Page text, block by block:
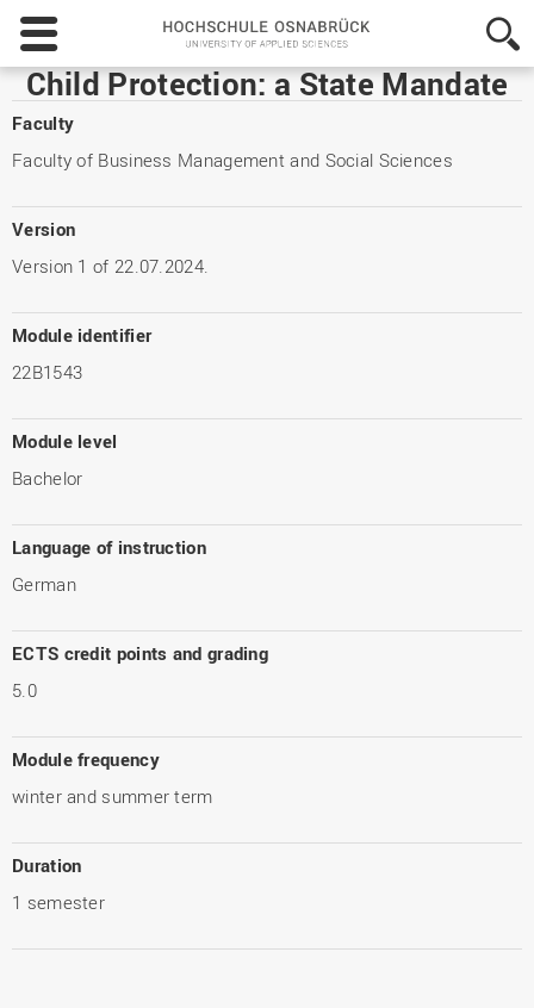
Hochschule
Osnabrück
-
University
Sciences
Child Protection: a State Mandate
Faculty
Faculty of Business Management and Social Sciences
Version
Version 1 of 22.07.2024.
Module identifier
22B1543
Module level
Bachelor
Language of instruction
German
ECTS credit points and grading
5.0
Module frequency
winter and summer term
Duration
1 semester